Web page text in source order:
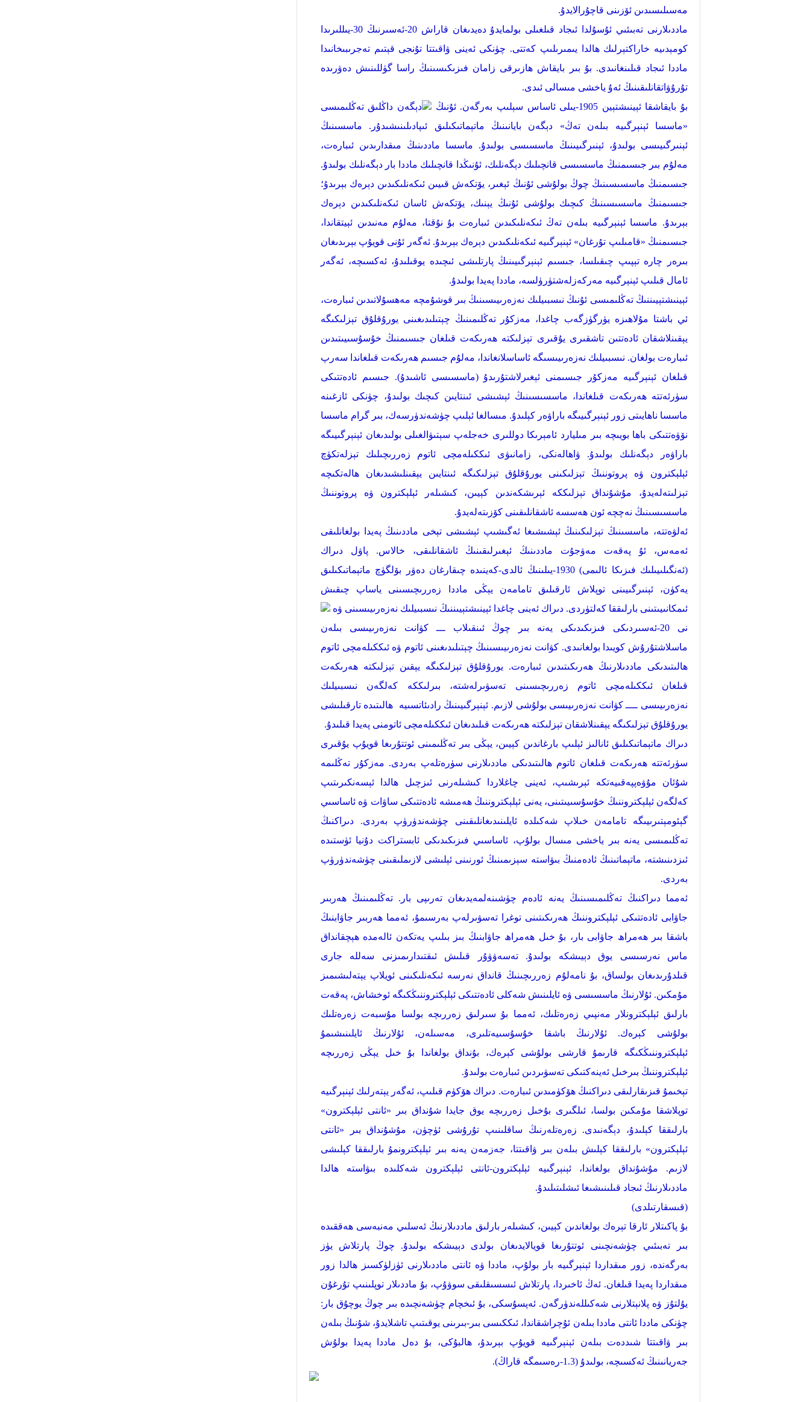
مەسىلىسىدىن ئۆزىنى قاچۇرالايدۇ.
ماددىلارنى تەبىئىي ئۇسۇلدا ئىجاد قىلغىلى بولمايدۇ دەيدىغان قاراش 20-ئەسىرنىڭ 30-يىللىرىدا
كومېدىيە خاراكتېرلىك ھالدا يىمىرىلىپ كەتتى. چۈنكى ئەينى ۋاقىتتا تۇنجى قېتىم تەجرىبىخانىدا
ماددا ئىجاد قىلىنغانىدى. بۇ بىر بايقاش ھازىرقى زامان فىزىكىسىنىڭ راسا گۈللىنىش دەۋرىدە
تۇرۇۋاتقانلىقىنىڭ ئەۇ ياخشى مىسالى ئىدى.
بۇ بايقاشقا ئېينىشتېين 1905-يىلى ئاساس سېلىپ بەرگەن. ئۇنىڭ
دېگەن داڭلىق تەڭلىمىسى
«ماسسا ئېنېرگىيە بىلەن تەڭ» دېگەن بايانىنىڭ ماتېماتىكىلىق ئىپادىلىنىشىدۇر. ماسسىنىڭ
ئېنىرگىيىسى بولىدۇ، ئېنىرگىيىنىڭ ماسسىسى بولىدۇ. ماسسا ماددىنىڭ مىقدارىدىن ئىبارەت،
مەلۇم بىر جىسىمنىڭ ماسسىسى قانچىلىك دېگەنلىك، ئۇنىڭدا قانچىلىك ماددا بار دېگەنلىك بولىدۇ.
جىسىمنىڭ ماسسىسىنىڭ چوڭ بولۇشى ئۇنىڭ ئېغىر، يۆتكەش قىيىن ئىكەنلىكىدىن دېرەك بېرىدۇ؛
جىسىمنىڭ ماسسىسىنىڭ كىچىك بولۇشى ئۇنىڭ يېنىك، يۆتكەش ئاسان ئىكەنلىكىدىن دېرەك
بېرىدۇ. ماسسا ئېنېرگىيە بىلەن تەڭ ئىكەنلىكىدىن ئىبارەت بۇ نۇقتا، مەلۇم مەنىدىن ئېيتقاندا،
جىسىمنىڭ «قامىلىپ تۇرغان» ئېنېرگىيە ئىكەنلىكىدىن دېرەك بېرىدۇ. ئەگەر ئۇنى قويۇپ بېرىدىغان
بىرەر چارە تېپىپ چىقىلسا، جىسىم ئېنېرگىيىنىڭ پارتلىشى ئىچىدە يوقىلىدۇ، ئەكسىچە، ئەگەر
ئامال قىلىپ ئېنېرگىيە مەركەزلەشتۈرۈلسە، ماددا پەيدا بولىدۇ.
ئېينىشتېيىننىڭ تەڭلىمىسى ئۇنىڭ نىسبىيلىك نەزەرىيىسىنىڭ بىر قوشۇمچە مەھسۇلاتىدىن ئىبارەت،
ئي باشتا مۇلاھىزە يۈرگۈزگەب چاغدا، مەزكۇر تەڭلىمىنىڭ چېتىلىدىغىنى يورۇقلۇق تېزلىكىگە
يېقىنلاشقان ئادەتتىن تاشقىرى يۇقىرى تېزلىكتە ھەرىكەت قىلغان جىسىمنىڭ خۇسۇسىيىتىدىن
ئىبارەت بولغان. نىسبىيلىك نەزەرىيىسىگە ئاساسلانغاندا، مەلۇم جىسىم ھەرىكەت قىلغاندا سەرپ
قىلغان ئېنېرگىيە مەزكۇر جىسىمنى ئېغىرلاشتۇرىدۇ (ماسسىسى ئاشىدۇ). جىسىم ئادەتتىكى
سۈرئەتتە ھەرىكەت قىلغاندا، ماسسىسىنىڭ ئېشىشى ئىنتايىن كىچىك بولىدۇ، چۈنكى ئازغىنە
ماسسا ناھايىتى زور ئېنېرگىيىگە باراۋەر كېلىدۇ. مىسالغا ئېلىپ چۈشەندۈرسەك، بىر گرام ماسسا
نۆۋەتتىكى باھا بويىچە بىر مىليارد ئامېرىكا دوللىرى خەجلەپ سېتىۋالغىلى بولىدىغان ئېنېرگىيىگە
باراۋەر دېگەنلىك بولىدۇ. ۋاھالەنكى، زامانىۋى ئىككىلەمچى ئاتوم زەررىچىلىك تېزلەتكۈچ
ئېلېكترون ۋە پروتوننىڭ تېزلىكىنى يورۇقلۇق تېزلىكىگە ئىنتايىن يېقىنلىشىدىغان ھالەتكىچە
تېزلىتەلەيدۇ، مۇشۇنداق تېزلىككە ئېرىشكەندىن كېيىن، كىشىلەر ئېلېكترون ۋە پروتوننىڭ
ماسسىسىنىڭ نەچچە ئون ھەسسە ئاشقانلىقىنى كۆزىتەلەيدۇ.
ئەلۋەتتە، ماسسىنىڭ تېزلىكىنىڭ ئېشىشىغا ئەگىشىپ ئېشىشى تېخى ماددىنىڭ پەيدا بولغانلىقى
ئەمەس، ئۇ پەقەت مەۋجۇت ماددىنىڭ ئېغىرلىقىنىڭ ئاشقانلىقى، خالاس. پاۋل دىراك
(ئەنگىلىيىلىك فىزىكا ئالىمى) 1930-يىلىنىڭ ئالدى-كەينىدە چىقارغان دەۋر بۆلگۈچ ماتېماتىكىلىق
يەكۈن، ئېنىرگىيىنى توپلاش ئارقىلىق تامامەن يېڭى ماددا زەررىچىسىنى ياساپ چىقىش
ئىمكانىيىتىنى بارلىققا كەلتۈردى. دىراك ئەينى چاغدا ئېينىشتېيىننىڭ نىسبىيلىك نەزەرىيىسىنى ۋە
نى 20-ئەسىردىكى فىزىكىدىكى يەنە بىر چوڭ ئىنقىلاب ـــ كۋانت نەزەرىيىسى بىلەن
ماسلاشتۇرۇش كويىدا بولغانىدى. كۋانت نەزەرىيىسىنىڭ چېتىلىدىغىنى ئاتوم ۋە ئىككىلەمچى ئاتوم
ھالىتىدىكى ماددىلارنىڭ ھەرىكىتىدىن ئىبارەت. يورۇقلۇق تېزلىكىگە يېقىن تېزلىكتە ھەرىكەت
قىلغان ئىككىلەمچى ئاتوم زەررىچىسىنى تەسۋىرلەشتە، بىرلىككە كەلگەن نىسبىيلىك
نەزەرىيىسى ــــ كۋانت نەزەرىيىسى بولۇشى لازىم. ئېنېرگىيىنىڭ رادىئاتسىيە ھالىتىدە تارقىلىشى
يورۇقلۇق تېزلىكىگە يېقىنلاشقان تېزلىكتە ھەرىكەت قىلىدىغان ئىككىلەمچى ئاتومنى پەيدا قىلىدۇ.
دىراك ماتېماتىكىلىق ئانالىز ئېلىپ بارغاندىن كېيىن، يېڭى بىر تەڭلىمىنى ئوتتۇرىغا قويۇپ يۇقىرى
سۈرئەتتە ھەرىكەت قىلغان ئاتوم ھالىتىدىكى ماددىلارنى سۈرەتلەپ بەردى. مەزكۇر تەڭلىمە
شۇئان مۇۋەپپەقىيەتكە ئېرىشىپ، ئەينى چاغلاردا كىشىلەرنى ئىزچىل ھالدا ئېسەنكىرىتىپ
كەلگەن ئېلېكتروننىڭ خۇسۇسىيىتىنى، يەنى ئېلېكتروننىڭ ھەمىشە ئادەتتىكى ساۋات ۋە ئاساسىي
گېئومېتىرىيىگە تامامەن خىلاپ شەكىلدە ئايلىنىدىغانلىقىنى چۈشەندۈرۈپ بەردى. دىراكنىڭ
تەڭلىمىسى يەنە بىر ياخشى مىسال بولۇپ، ئاساسىي فىزىكىدىكى ئابستراكت دۇنيا ئۈستىدە
ئىزدىنىشتە، ماتېماتىنىڭ ئادەمنىڭ بىۋاستە سېزىمىنىڭ ئورنىنى ئېلىشى لازىملىقىنى چۈشەندۈرۈپ
بەردى.
ئەمما دىراكنىڭ تەڭلىمىسىنىڭ يەنە ئادەم چۈشىنەلمەيدىغان تەرىپى بار. تەڭلىمىنىڭ ھەربىر
جاۋابى ئادەتتىكى ئېلېكتروننىڭ ھەرىكىتىنى توغرا تەسۋىرلەپ بەرسىمۇ، ئەمما ھەربىر جاۋابنىڭ
باشقا بىر ھەمراھ جاۋابى بار، بۇ خىل ھەمراھ جاۋابنىڭ بىز بىلىپ يەتكەن ئالەمدە ھېچقانداق
ماس نەرسىسى يوق دېيىشكە بولىدۇ. تەسەۋۋۇر قىلىش ئىقتىدارىمىزنى سەللە جارى
قىلدۇرىدىغان بولساق، بۇ نامەلۇم زەررىچىنىڭ قانداق نەرسە ئىكەنلىكىنى ئويلاپ يېتەلىشىمىز
مۇمكىن. ئۇلارنىڭ ماسسىسى ۋە ئايلىنىش شەكلى ئادەتتىكى ئېلېكتروننىڭكىگە ئوخشاش، پەقەت
بارلىق ئېلېكترونلار مەنپىي زەرەتلىك، ئەمما بۇ سىرلىق زەررىچە بولسا مۇسبەت زەرەتلىك
بولۇشى كېرەك. ئۇلارنىڭ باشقا خۇسۇسىيەتلىرى، مەسىلەن، ئۇلارنىڭ ئايلىنىشىمۇ
ئېلېكتروننىڭكىگە قارىمۇ قارشى بولۇشى كېرەك، بۇنداق بولغاندا بۇ خىل يېڭى زەررىچە
ئېلېكتروننىڭ بىرخىل ئەينەكتىكى تەسۋىردىن ئىبارەت بولىدۇ.
تېخىمۇ قىزىقارلىقى دىراكنىڭ ھۆكۈمىدىن ئىبارەت. دىراك ھۆكۈم قىلىپ، ئەگەر يېتەرلىك ئېنېرگىيە
توپلاشقا مۇمكىن بولسا، ئىلگىرى بۇخىل زەررىچە يوق جايدا شۇنداق بىر «ئانتى ئېلېكترون»
بارلىققا كېلىدۇ، دېگەنىدى. زەرەتلەرنىڭ ساقلىنىپ تۇرۇشى ئۈچۈن، مۇشۇنداق بىر «ئانتى
ئېلېكترون» بارلىققا كېلىش بىلەن بىر ۋاقىتتا، جەزمەن يەنە بىر ئېلېكترونمۇ بارلىققا كېلىشى
لازىم. مۇشۇنداق بولغاندا، ئېنېرگىيە ئېلېكترون-ئانتى ئېلېكترون شەكلىدە بىۋاستە ھالدا
ماددىلارنىڭ ئىجاد قىلىنىشىغا ئىشلىتىلىدۇ.
(قىسقارتىلدى)
بۇ پاكىتلار ئارقا تېرەك بولغاندىن كېيىن، كىشىلەر بارلىق ماددىلارنىڭ ئەسلىي مەنبەسى ھەققىدە
بىر تەبىئىي چۈشەنچىنى ئوتتۇرىغا قويالايدىغان بولدى دېيىشكە بولىدۇ. چوڭ پارتلاش يۈز
بەرگەندە، زور مىقداردا ئېنېرگىيە بار بولۇپ، ماددا ۋە ئانتى ماددىلارنى ئۈزلۈكسىز ھالدا زور
مىقداردا پەيدا قىلغان. ئەڭ ئاخىردا، پارتلاش ئىسسىقلىقى سوۋۇپ، بۇ ماددىلار توپلىنىپ تۇرغۇن
يۇلتۇز ۋە پلانېتلارنى شەكىللەندۈرگەن. ئەپسۇسكى، بۇ ئىخچام چۈشەنچىدە بىر چوڭ يوچۇق بار:
چۈنكى ماددا ئانتى ماددا بىلەن ئۇچراشقاندا، ئىككىسى بىر-بىرىنى يوقىتىپ تاشلايدۇ، شۇنىڭ بىلەن
بىر ۋاقىتتا شىددەت بىلەن ئېنېرگىيە قويۇپ بېرىدۇ، ھالبۇكى، بۇ دەل ماددا پەيدا بولۇش
جەريانىنىڭ ئەكسىچە، بولىدۇ (1.3-رەسىمگە قاراڭ).